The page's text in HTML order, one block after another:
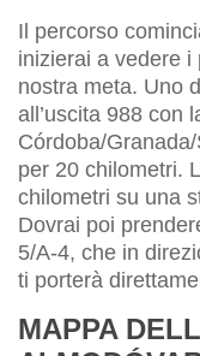
Il percorso
inizierai a vedere
nostra meta. Uno
all’uscita 988 con
Córdoba/
per 20 chilometri.
chilometri su una
Dovrai poi
5/A-4, che in
ti porterà
MAPPA